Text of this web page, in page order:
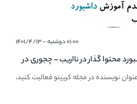
۰۱:۰۰ دوشنبه - ۱۴۰۱/۴/۱۳
محتوا گذار در نااریب – چجوری در
نویسنده در مجله کریپتو فعالیت کنید،